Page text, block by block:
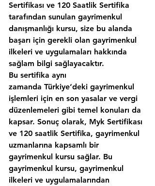
Sertifikası ve 120 Saatlik Sertifika
tarafından sunulan gayrimenkul
danışmanlığı kursu, size bu alanda
başarı için gerekli olan gayrimenkul
ilkeleri ve uygulamaları hakkında
sağlam bilgi sağlayacaktır.
Bu sertifika aynı
zamanda Türkiye‘deki gayrimenkul
işlemleri için en son yasalar ve vergi
düzenlemeleri gibi temel konuları da
kapsar. Sonuç olarak, Myk Sertifikası
ve 120 saatlik Sertifika, gayrimenkul
uzmanlarına kapsamlı bir
gayrimenkul kursu sağlar. Bu
gayrimenkul kursu, gayrimenkul
ilkeleri ve uygulamalarından